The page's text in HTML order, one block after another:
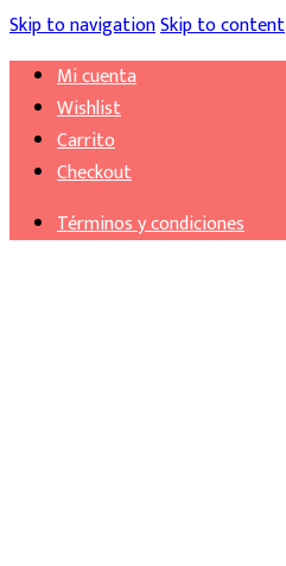
Skip to navigationSkip to content
Mi cuenta
Wishlist
Carrito
Checkout
Términos y condiciones